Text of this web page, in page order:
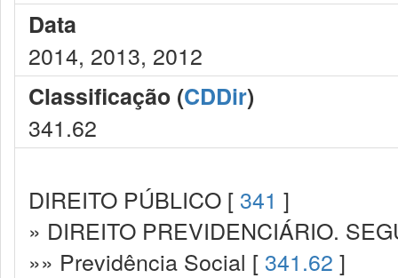
Data
2014, 2013, 2012
Classificação (CDDir)
341.62
DIREITO PÚBLICO [ 341 ]
» DIREITO PREVIDENCIÁRIO.
»» Previdência Social [ 341.62 ]